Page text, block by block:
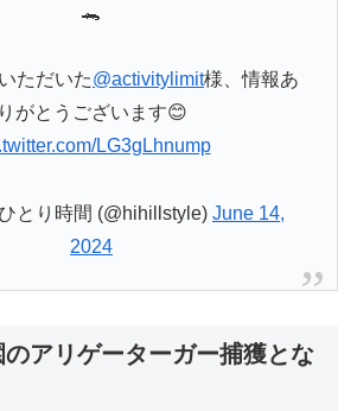
🐊
ただいた@activitylimit様、情報あ
りがとうございます😊
LG3gLhnump
とり時間 (@hihillstyle) June 14,
2024
アリゲーターガー捕獲とな